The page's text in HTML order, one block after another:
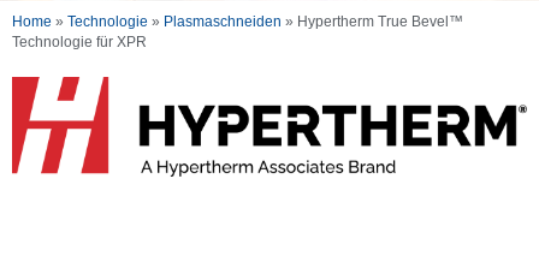
Home » Technologie » Plasmaschneiden » Hypertherm True Bevel™
Technologie für XPR